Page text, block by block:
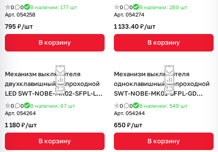
BK (230V, 10A) (Arlight, Черный
оникс)
0 0 В наличии: 177 шт
Арт. 054258
795 ₽/шт
В корзину
10A) (Arlight, Золотой песок)
0 0 В наличии: 280 шт
Арт. 054274
1 133.40 ₽/шт
В корзину
Механизм выключателя
двухклавишный непроходной
LED SWT-NOBE-MK02-SFPL-L-
BK (230V, 10A) (Arlight, Черный
оникс)
0 0 В наличии: 67 шт
Арт. 054264
1 180 ₽/шт
В корзину
Механизм выключателя
одноклавишный непроходной
SWT-NOBE-MK01-SFPL-GD
(230V, 10A) (Arlight, Золотой
песок)
0 0 В наличии: 549 шт
Арт. 054244
650 ₽/шт
В корзину